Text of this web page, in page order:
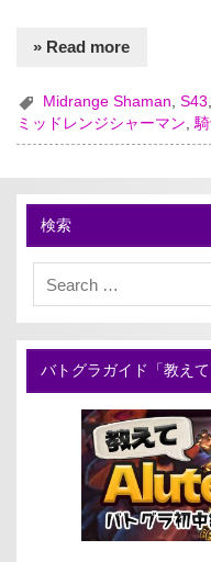
» Read more
Midrange Shaman ,S43
ミッドレンジシャーマン,
検索
バトグラガイド「教えて